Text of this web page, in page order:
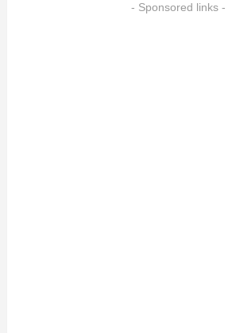
- Sponsored links -